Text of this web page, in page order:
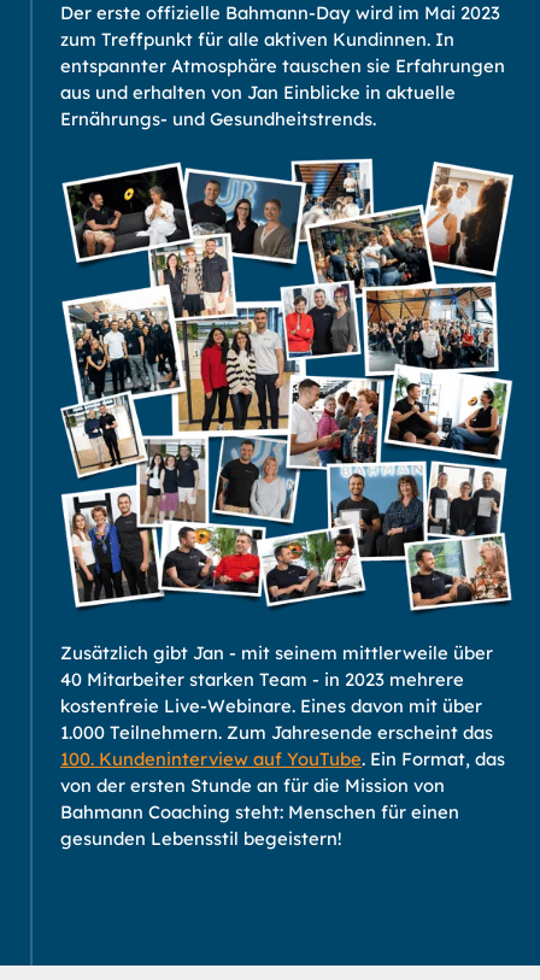
Zusätzlich gibt Jan - mit seinem mittlerweile über
40 Mitarbeiter starken Team - in 2023 mehrere
kostenfreie Live-Webinare. Eines davon mit über
1.000 Teilnehmern. Zum Jahresende erscheint das
100. Kundeninterview auf YouTube. Ein Format, das
von der ersten Stunde an für die Mission von
Bahmann Coaching steht: Menschen für einen
gesunden Lebensstil begeistern!
Der erste offizielle Bahmann-Day wird im Mai 2023
zum Treffpunkt für alle aktiven Kundinnen. In
entspannter Atmosphäre tauschen sie Erfahrungen
aus und erhalten von Jan Einblicke in aktuelle
Ernährungs- und Gesundheitstrends.